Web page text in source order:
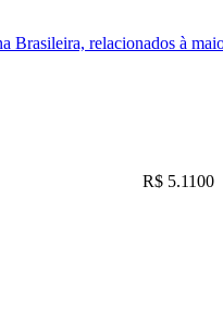
Brasileira, relacionados à
R$ 5.1100